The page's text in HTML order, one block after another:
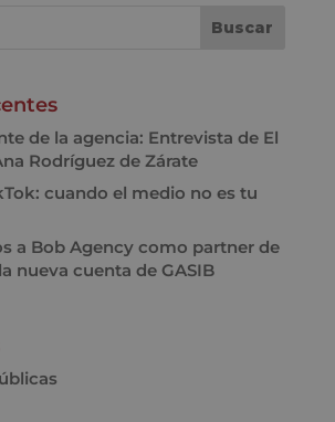
de la agencia: Entrevista de El
Rodríguez de Zárate
cuando el medio no es tu
a Bob Agency como partner de
nueva cuenta de GASIB